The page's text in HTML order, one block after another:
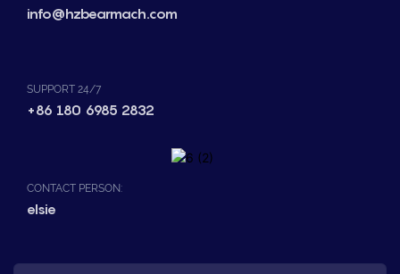
info@hzbearmach.com
SUPPORT 24/7
+86 180 6985 2832
CONTACT PERSON:
elsie